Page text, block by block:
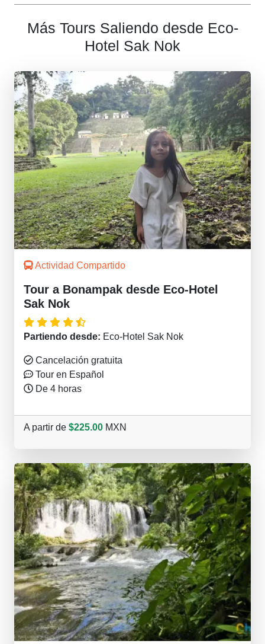
Más Tours Saliendo desde Eco-
Hotel Sak Nok
Actividad Compartido
Tour a Bonampak desde Eco-Hotel
Sak Nok
Partiendo desde: Eco-Hotel Sak Nok
Cancelación gratuita
Tour en Español
De 4 horas
A partir de $225.00 MXN